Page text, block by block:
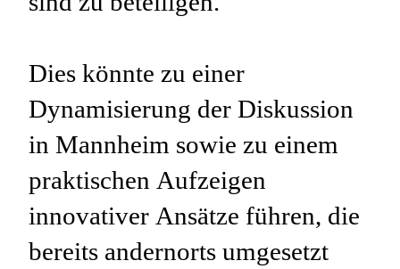
Dies könnte zu einer
Dynamisierung der Diskussion
in Mannheim sowie zu einem
praktischen Aufzeigen
innovativer Ansätze führen, die
bereits andernorts umgesetzt